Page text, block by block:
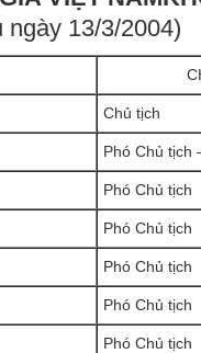
ngày 13/3/2004)
Chủ tịch
Phó Chủ tịch
Phó Chủ tịch
Phó Chủ tịch
Phó Chủ tịch
Phó Chủ tịch
Phó Chủ tịch